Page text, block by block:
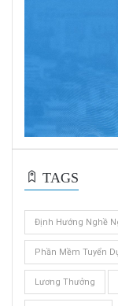
TAGS
Định Hướng Nghề
Phần Mềm Tuyển
Lương Thưởng